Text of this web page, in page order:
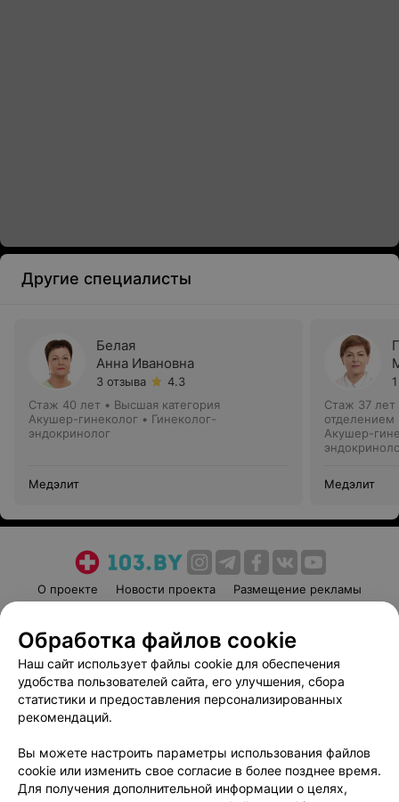
Другие специалисты
Белая
Анна Ивановна
3 отзыва
4.3
Стаж 40 лет • Высшая категория
Акушер-гинеколог • Гинеколог-
эндокринолог
Медэлит
Стаж 37 лет
отделением
Акушер-
Медэлит
О проекте Новости проекта
Размещение рекламы
Пользовательское соглашение
Способы оплаты
Вакансии
Партнеры
Написать руководителю 103.by
Обработка персональных данных
Обработка файлов cookie
Наш сайт использует файлы cookie для обеспечения
удобства пользователей сайта, его улучшения, сбора
статистики и предоставления персонализированных
рекомендаций.
Вы можете настроить параметры использования файлов
cookie или изменить свое согласие в более позднее время.
Для получения дополнительной информации о целях,